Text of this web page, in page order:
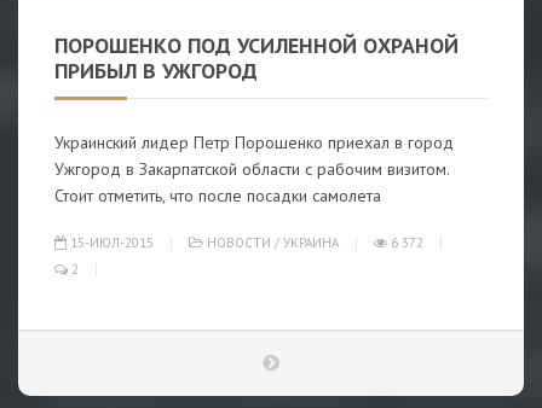
ПОРОШЕНКО ПОД УСИЛЕННОЙ ОХРАНОЙ
ПРИБЫЛ В УЖГОРОД
Украинский лидер Петр Порошенко приехал в город
Ужгород в Закарпатской области с рабочим визитом.
Стоит отметить, что после посадки самолета
15-ИЮЛ-2015 НОВОСТИ / УКРАИНА
6 372
2